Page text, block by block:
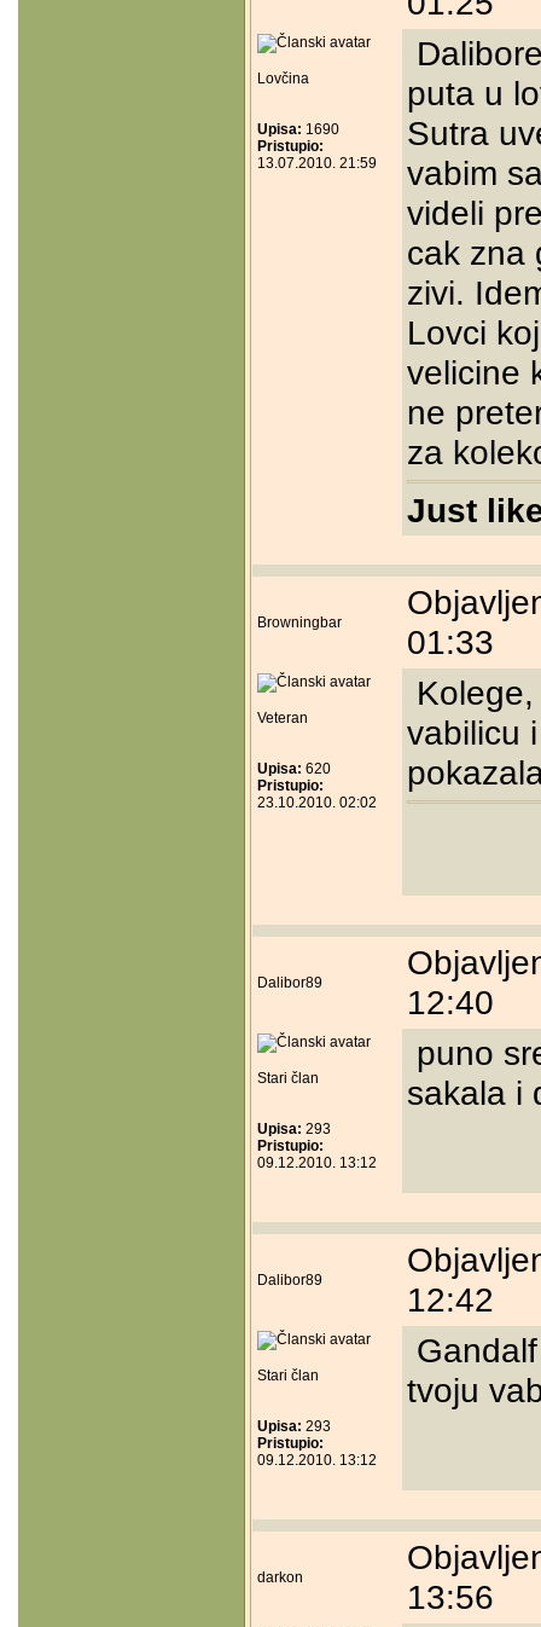
Lovčina
Upisa: 1690
Pristupio:
13.07.2010. 21:59
puta u
Sutra
vabim
videli
cak zna
zivi.
Lovci
velicine
ne
za
Just
Browningbar
01:33
Veteran
Upisa: 620
Pristupio:
23.10.2010. 02:02
vabilicu
Dalibor89
12:40
Stari član
Upisa: 293
Pristupio:
09.12.2010. 13:12
puno
sakala i
Dalibor89
12:42
Stari član
Upisa: 293
Pristupio:
09.12.2010. 13:12
tvoju
darkon
13:56